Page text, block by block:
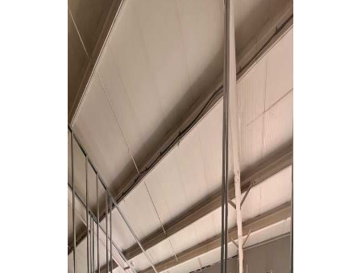
de Ultramar al inspector jubilado Xavi Buhagiar
Presentado el IV Torneo de Fútbol Senior Alcalde
de San Roque, que se disputa la semana